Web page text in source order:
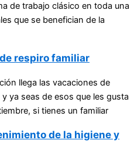
de trabajo clásico en toda una
que se benefician de la
respiro familiar
llega las vacaciones de
ya seas de esos que les gusta
si tienes un familiar
de la higiene y